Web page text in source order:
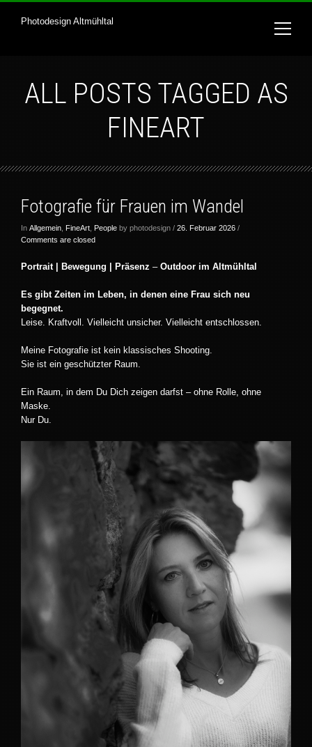
Photodesign Altmühltal
ALL POSTS TAGGED AS
FINEART
Fotografie für Frauen im Wandel
In Allgemein FineArt People by photodesign / 26. Februar 2026 /
Comments are closed
Portrait | Bewegung | Präsenz – Outdoor im Altmühltal
Es gibt Zeiten im Leben, in denen eine Frau sich neu
begegnet.
Leise. Kraftvoll. Vielleicht unsicher. Vielleicht entschlossen.
Meine Fotografie ist kein klassisches Shooting.
Sie ist ein geschützter Raum.
Ein Raum, in dem Du Dich zeigen darfst – ohne Rolle, ohne
Maske.
Nur Du.